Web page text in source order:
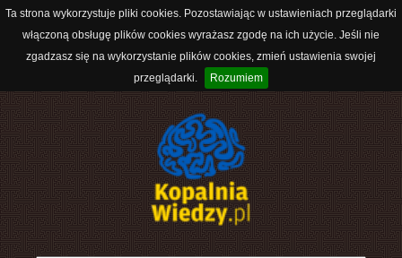
Ta strona wykorzystuje pliki cookies. Pozostawiając w ustawieniach przeglądarki
włączoną obsługę plików cookies wyrażasz zgodę na ich użycie. Jeśli nie
zgadzasz się na wykorzystanie plików cookies, zmień ustawienia swojej
przeglądarki.
Rozumiem